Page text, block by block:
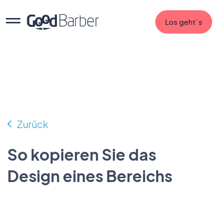
Los geht`s
Zurück
So kopieren Sie das
Design eines Bereichs